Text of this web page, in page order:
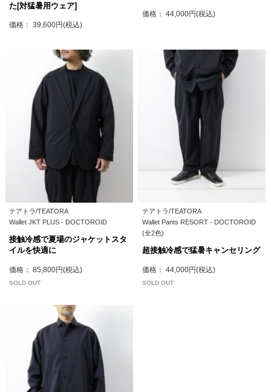
た[対猛暑用ウェア]
価格： 39,600円(税込)
価格： 44,000円(税込)
テアトラ/TEATORA
Wallet JKT PLUS - DOCTOROID
接触冷感で夏場のジャケットスタ
イルを快適に
価格： 85,800円(税込)
SOLD OUT
テアトラ/TEATORA
Wallet Pants RESORT - DOCTOROID
(全2色)
超接触冷感で猛暑キャンセリング
価格： 44,000円(税込)
SOLD OUT